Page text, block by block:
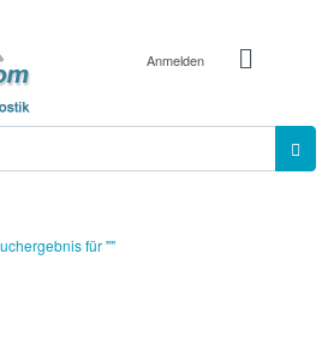
Anmelden
für ""